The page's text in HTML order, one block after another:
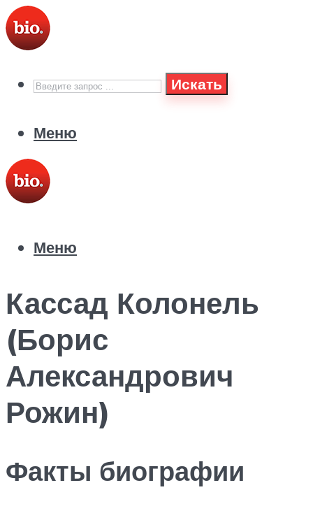
Искать
Меню
Меню
Кассад Колонель
(Борис
Александрович
Рожин)
Факты биографии